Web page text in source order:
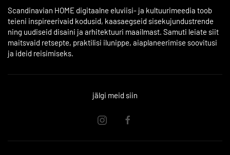
Scandinavian HOME digitaalne eluviisi- ja kultuurimeedia toob
teieni inspireerivaid kodusid, kaasaegseid sisekujundustrende
ning uudiseid disaini ja arhitektuuri maailmast. Samuti leiate siit
maitsvaid retsepte, praktilisi ilunippe, aiaplaneerimise soovitusi
ja ideid reisimiseks.
jälgi meid siin